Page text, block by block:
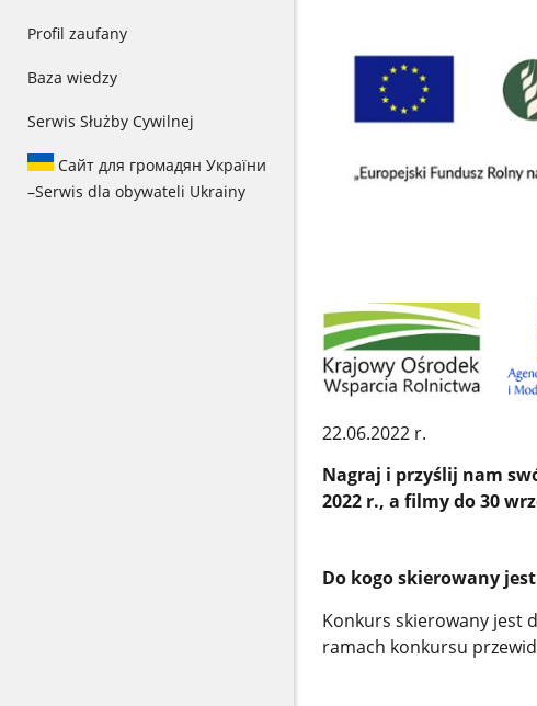
Profil zaufany
Baza wiedzy
Serwis Służby Cywilnej
Сайт для громадян України
–Serwis dla obywateli Ukrainy
22.06.2022 r.
Nagraj i przyślij nam
2022 r., a filmy do 30
Do kogo skierowany
Konkurs skierowany jest
ramach konkursu